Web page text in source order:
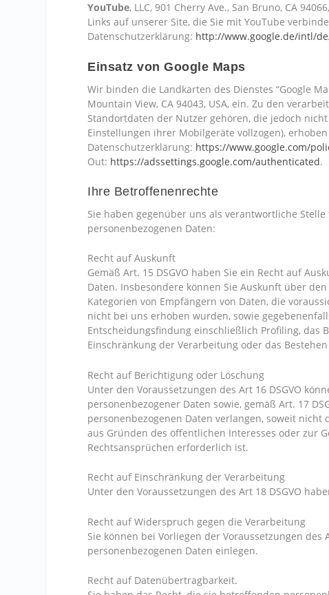
YouTube, LLC, 901 Cherry Ave., San Bruno, CA
Links auf unserer Site, die Sie mit YouTube
Datenschutzerklärung: http://www.google.de/intl/
Einsatz von Google Maps
Wir binden die Landkarten des Dienstes “Google
Mountain View, CA 94043, USA, ein. Zu den
Standortdaten der Nutzer gehören, die jedoch
Einstellungen ihrer Mobilgeräte vollzogen),
Datenschutzerklärung: https://www.google.com/
Out: https://adssettings.google.com/authenticated.
Ihre Betroffenenrechte
Sie haben gegenüber uns als verantwortliche
personenbezogenen Daten:
Recht auf Auskunft
Gemäß Art. 15 DSGVO haben Sie ein Recht auf
Daten. Insbesondere können Sie Auskunft über
Kategorien von Empfängern von Daten, die
nicht bei uns erhoben wurden, sowie
Entscheidungsfindung einschließlich Profiling, das
Einschränkung der Verarbeitung oder das
Recht auf Berichtigung oder Löschung
Unter den Voraussetzungen des Art 16 DSGVO
personenbezogener Daten sowie, gemäß Art. 17
personenbezogenen Daten verlangen, soweit
aus Gründen des öffentlichen Interesses oder zur
Rechtsansprüchen erforderlich ist.
Recht auf Einschränkung der Verarbeitung
Unter den Voraussetzungen des Art 18 DSGVO
Recht auf Widerspruch gegen die Verarbeitung
Sie können bei Vorliegen der Voraussetzungen
personenbezogenen Daten einlegen.
Recht auf Datenübertragbarkeit.